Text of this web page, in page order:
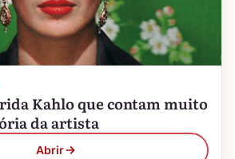
Kahlo que contam muito
da artista
Abrir